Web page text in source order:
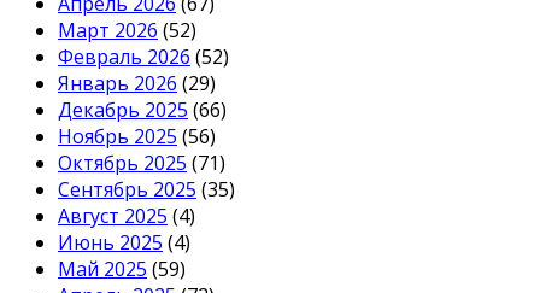
Март 2026 (52)
Февраль 2026 (52)
Январь 2026 (29)
Декабрь 2025 (66)
Ноябрь 2025 (56)
Октябрь 2025 (71)
Сентябрь 2025 (35)
Август 2025 (4)
Июнь 2025 (4)
Май 2025 (59)